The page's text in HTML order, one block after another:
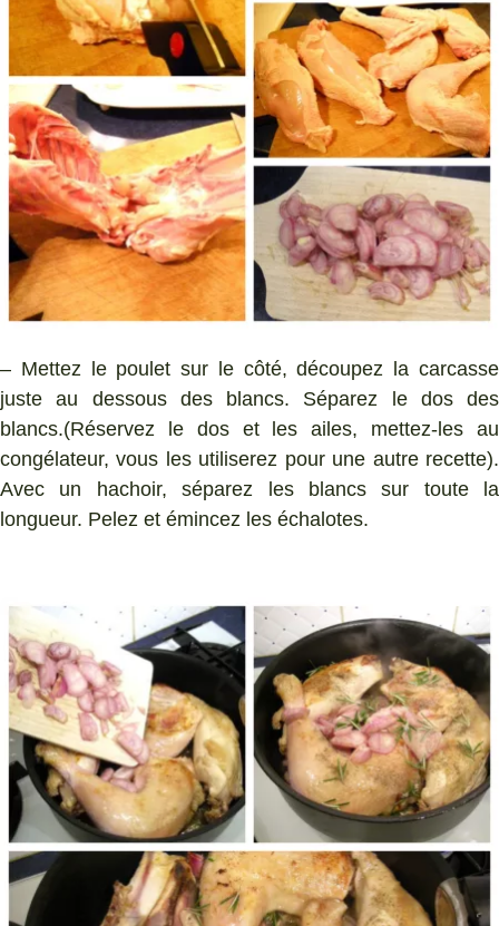
– Mettez le poulet sur le côté, découpez la carcasse
juste au dessous des blancs. Séparez le dos des
blancs.(Réservez le dos et les ailes, mettez-les au
congélateur, vous les utiliserez pour une autre recette).
Avec un hachoir, séparez les blancs sur toute la
longueur. Pelez et émincez les échalotes.